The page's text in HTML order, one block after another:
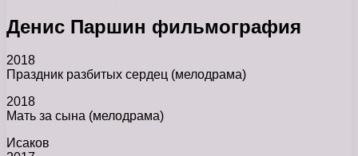
Денис Паршин фильмография
2018
Праздник разбитых сердец (мелодрама)
2018
Мать за сына (мелодрама)
Исаков